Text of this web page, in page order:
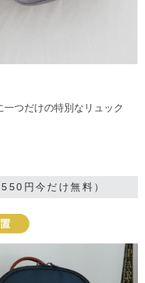
つだけの特別なリュック
円今だけ無料）